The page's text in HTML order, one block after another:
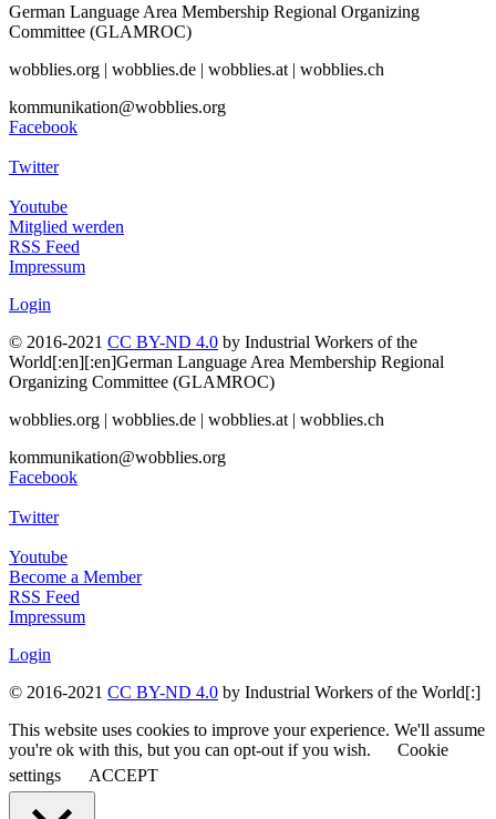
German Language Area Membership Regional Organizing
Committee (GLAMROC)
wobblies.org | wobblies.de | wobblies.at | wobblies.ch
kommunikation@wobblies.org
Facebook
Twitter
Youtube
Mitglied werden
RSS Feed
Impressum
Login
© 2016-2021 CC BY-ND 4.0 by Industrial Workers of the
World[:en][:en]German Language Area Membership Regional
Organizing Committee (GLAMROC)
wobblies.org | wobblies.de | wobblies.at | wobblies.ch
kommunikation@wobblies.org
Facebook
Twitter
Youtube
Become a Member
RSS Feed
Impressum
Login
© 2016-2021 CC BY-ND 4.0 by Industrial Workers of the World[:]
This website uses cookies to improve your experience. We'll assume
you're ok with this, but you can opt-out if you wish.
Cookie
settings
ACCEPT